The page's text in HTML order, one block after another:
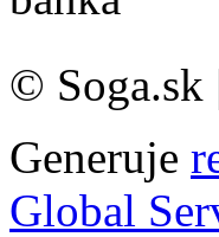
© Soga.sk
Generuje
Global